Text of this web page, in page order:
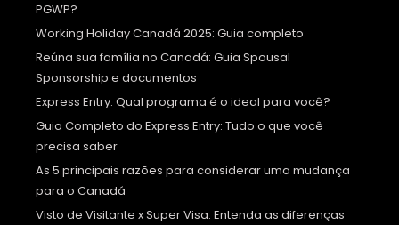
PGWP?
Working Holiday Canadá 2025: Guia completo
Reúna sua família no Canadá: Guia Spousal
Sponsorship e documentos
Express Entry: Qual programa é o ideal para você?
Guia Completo do Express Entry: Tudo o que você
precisa saber
As 5 principais razões para considerar uma mudança
para o Canadá
Visto de Visitante x Super Visa: Entenda as diferenças